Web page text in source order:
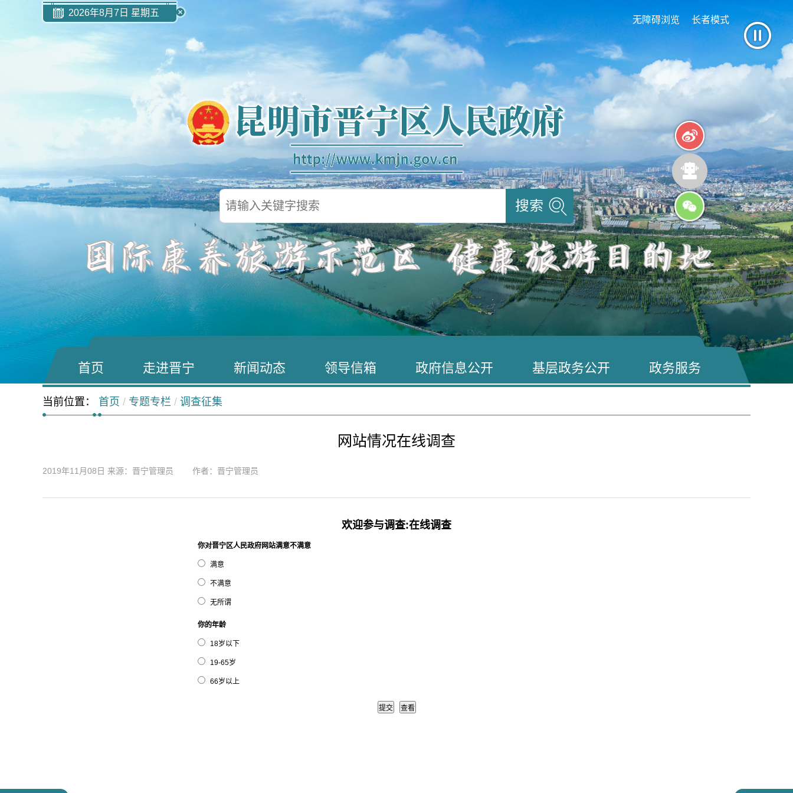
无障碍浏览 长者模式
2026年8月7日 星期五
首页 走进晋宁 新闻动态 领导信箱 政府信息公开 基层政务公开 政务服务
当前位置： 首页 / 专题专栏 / 调查征集
网站情况在线调查
2019年11月08日 来源：晋宁管理员 作者：晋宁管理员
欢迎参与调查:在线调查
你对晋宁区人民政府网站满意不满意
满意
不满意
无所谓
你的年龄
18岁以下
19-65岁
66岁以上